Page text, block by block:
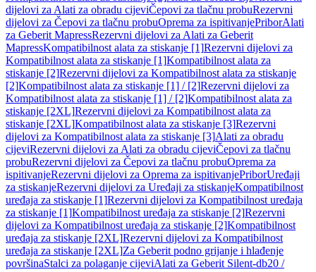
dijelovi za Alati za obradu cijeviČepovi za tlačnu probuRezervni
dijelovi za Čepovi za tlačnu probuOprema za ispitivanjePriborAlati
za Geberit MapressRezervni dijelovi za Alati za Geberit
MapressKompatibilnost alata za stiskanje [1]Rezervni dijelovi za
Kompatibilnost alata za stiskanje [1]Kompatibilnost alata za
stiskanje [2]Rezervni dijelovi za Kompatibilnost alata za stiskanje
[2]Kompatibilnost alata za stiskanje [1] / [2]Rezervni dijelovi za
Kompatibilnost alata za stiskanje [1] / [2]Kompatibilnost alata za
stiskanje [2XL]Rezervni dijelovi za Kompatibilnost alata za
stiskanje [2XL]Kompatibilnost alata za stiskanje [3]Rezervni
dijelovi za Kompatibilnost alata za stiskanje [3]Alati za obradu
cijeviRezervni dijelovi za Alati za obradu cijeviČepovi za tlačnu
probuRezervni dijelovi za Čepovi za tlačnu probuOprema za
ispitivanjeRezervni dijelovi za Oprema za ispitivanjePriborUređaji
za stiskanjeRezervni dijelovi za Uređaji za stiskanjeKompatibilnost
uređaja za stiskanje [1]Rezervni dijelovi za Kompatibilnost uređaja
za stiskanje [1]Kompatibilnost uređaja za stiskanje [2]Rezervni
dijelovi za Kompatibilnost uređaja za stiskanje [2]Kompatibilnost
uređaja za stiskanje [2XL]Rezervni dijelovi za Kompatibilnost
uređaja za stiskanje [2XL]Za Geberit podno grijanje i hlađenje
površinaStalci za polaganje cijeviAlati za Geberit Silent-db20 /